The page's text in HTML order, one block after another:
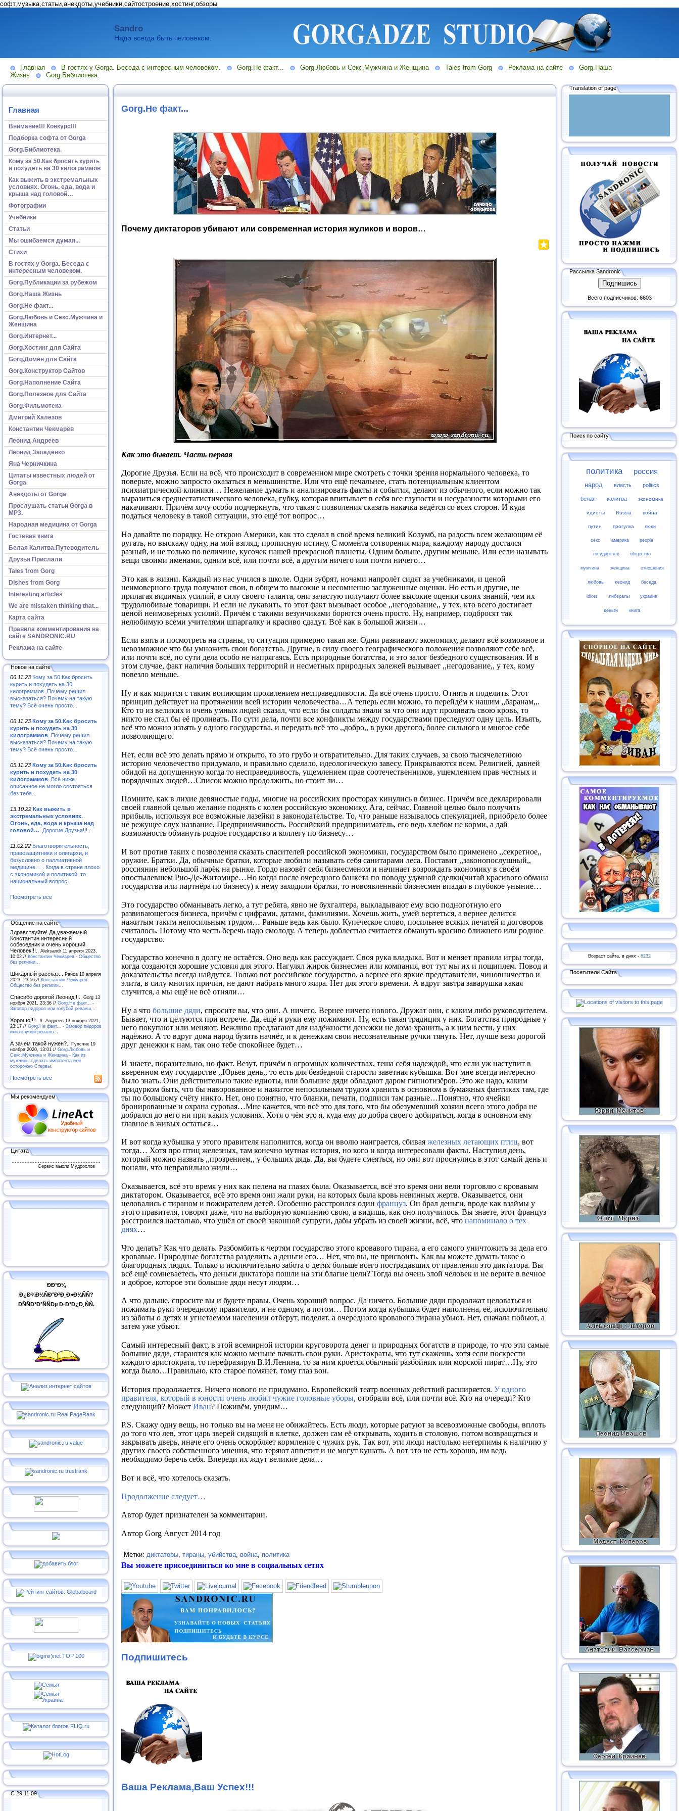
софт,музыка,статьи,анекдоты,учебники,сайтостроение,хостинг,обзоры
Sandro
Надо всегда быть человеком.
Главная В гостях у Gorga. Беседа с интересным человеком. Gorg.Не факт... Gorg.Любовь и Секс.Мужчина и Женщина Tales from Gorg Реклама на сайте
Gorg.Наша
Жизнь
Gorg.Библиотека.
Главная
Внимание!!! Конкурс!!!
Подборка софта от Gorga
Gorg.Библиотека.
Кому за 50.Как бросить курить
и похудеть на 30 килограммов
Как выжить в экстремальных
условиях. Огонь, еда, вода и
крыша над головой…
Фотографии
Учебники
Статьи
Мы ошибаемся думая...
Стихи
В гостях у Gorga. Беседа с
интересным человеком.
Gorg.Публикации за рубежом
Gorg.Наша Жизнь
Gorg.Не факт...
Gorg.Любовь и Секс.Мужчина и
Женщина
Gorg.Интернет...
Gorg.Хостинг для Сайта
Gorg.Домен для Сайта
Gorg.Конструктор Сайтов
Gorg.Наполнение Сайта
Gorg.Полезное для Сайта
Gorg.Фильмотека
Дмитрий Халезов
Константин Чекмарёв
Леонид Андреев
Леонид Западенко
Яна Черничкина
Цитаты известных людей от
Gorga
Анекдоты от Gorga
Прослушать статьи Gorga в
МР3.
Народная медицина от Gorga
Гостевая книга
Белая Калитва.Путеводитель
Друзья Прислали
Tales from Gorg
Dishes from Gorg
Interesting articles
We are mistaken thinking that...
Карта сайта
Правила комментирования на
сайте SANDRONIC.RU
Реклама на сайте
Новое на сайте
06.11.23 Кому за 50.Как бросить
курить и похудеть на 30
килограммов. Почему решил
высказаться? Почему на такую
тему? Всё очень просто...
06.11.23 Кому за 50.Как бросить
курить и похудеть на 30
килограммов . Почему решил
высказаться? Почему на такую
тему? Всё очень просто...
05.11.23 Кому за 50.Как бросить
курить и похудеть на 30
килограммов . Всё ниже
описанное не могло состояться
без тебя...
13.10.22 Как выжить в
экстремальных условиях.
Огонь, еда, вода и крыша над
головой… . Дорогие Друзья!!!..
11.02.22 Благотворительность,
правозащитники и олигархи, и
безусловно о паллиативной
медицине… . Когда в стране плохо
с экономикой и политикой, то
национальный вопрос..
Посмотреть все
Общение на сайте
Здравствуйте! Да,уважаемый
Константин интересный
собеседник и очень хороший
Человек!!!.. Aleksandr 11 апреля 2023,
10:02 // Константин Чекмарёв - Общество
без религии...
Шикарный рассказ... Раиса 10 апреля
2023, 23:56 // Константин Чекмарёв -
Общество без религии...
Спасибо дорогой Леонид!!!.. Gorg 13
ноября 2021, 23:36 // Gorg.Не факт... -
Заговор пидоров или голубой реванш…
Хорошо!!!..
Л. Андреев 13 ноября 2021,
23:17 // Gorg.Не факт... - Заговор пидоров
или голубой реванш…
А зачем такой нужен?.. Пупсчик 19
ноября 2020, 13:01 // Gorg.Любовь и
Секс.Мужчина и Женщина - Как из
мужчины сделать импотента или
осторожно Стервы.
Посмотреть все
Мы рекомендуем
Цитата
Сервис мысли Мудрослов
ÐÐ°Ð¼
Ð¿Ð¾Ð½ÑÐ°Ð²Ð¸Ð»Ð¾ÑÑ?
ÐÑÑÐ°Ð²ÑÑÐµ Ð·Ð°Ð¿Ð¸ÑÑ.
С 29.11.09
Gorg.Не факт...
Почему диктаторов убивают или современная история жуликов и воров…
Как это бывает. Часть первая
Дорогие Друзья. Если на всё, что происходит в современном мире смотреть с точки зрения нормального человека, то
поверьте, можно запросто оказаться в меньшинстве. Или что ещё печальнее, стать потенциальным клиентом
психиатрической клиники… Нежелание думать и анализировать факты и события, делают из обычного, если можно так
выразиться среднестатистического человека, губку, которая впитывает в себя все глупости и несуразности которыми его
накачивают. Причём хочу особо подчеркнуть, что такая с позволения сказать накачка ведётся со всех сторон. И куда
податься человеку в такой ситуации, это ещё тот вопрос…
Но давайте по порядку. Не открою Америки, как это сделал в своё время великий Колумб, на радость всем желающим её
ругать, но выскажу одну, на мой взгляд, прописную истину. С момента сотворения мира, каждому народу достался
разный, и не только по величине, кусочек нашей прекрасной планеты. Одним больше, другим меньше. Или если называть
вещи своими именами, одним всё, или почти всё, а другим ничего или почти ничего…
Это как в жизни. Каждый из нас учился в школе. Одни зубрят, ночами напролёт сидят за учебниками, и ценой
неимоверного труда получают свои, в общем то высокие и несомненно заслуженные оценки. Но есть и другие, не
прилагая видимых усилий, в силу своего таланта, они зачастую получают более высокие оценки своих знаний, чем их
трудолюбивые товарищи. И если не лукавить, то этот факт вызывает особое ,,негодование,, у тех, кто всего достигает
ценой неимоверных усилий. Причём с такими везунчиками борются очень просто. Ну, например, подбросят так
нелюбимую всеми учителями шпаргалку и красиво сдадут. Всё как в большой жизни…
Если взять и посмотреть на страны, то ситуация примерно такая же. Одни развивают экономику, делают всё возможное и
невозможное что бы умножить свои богатства. Другие, в силу своего географического положения позволяют себе всё,
или почти всё, по сути дела особо не напрягаясь. Есть природные богатства, и это залог безбедного существования. И в
этом случае, факт наличия больших территорий и несметных природных залежей вызывает ,,негодование,, у тех, кому
повезло меньше.
Ну и как мирится с таким вопиющим проявлением несправедливости. Да всё очень просто. Отнять и поделить. Этот
принцип действует на протяжении всей истории человечества…А теперь если можно, то перейдём к нашим ,,баранам,,.
Кто то из великих и очень умных людей сказал, что если бы солдаты знали за что они идут проливать свою кровь, то
никто не стал бы её проливать. По сути дела, почти все конфликты между государствами преследуют одну цель. Изъять,
всё что можно изъять у одного государства, и передать всё это ,,добро,, в руки другого, более сильного и многое себе
позволяющего.
Нет, если всё это делать прямо и открыто, то это грубо и отвратительно. Для таких случаев, за свою тысячелетнюю
историю человечество придумало, и правильно сделало, идеологическую завесу. Прикрываются всем. Религией, давней
обидой на допущенную когда то несправедливость, ущемлением прав соотечественников, ущемлением прав честных и
порядочных людей…Список можно продолжить, но стоит ли…
Помните, как в лихие девяностые годы, многие на российских просторах кинулись в бизнес. Причём все декларировали
своей главной целью желание поднять с колен российскую экономику. Ага, сейчас. Главной целью было получить
прибыль, используя все возможные лазейки в законодательстве. То, что раньше называлось спекуляцией, приобрело более
не режущее слух название. Предприимчивость. Российский предприниматель, его ведь хлебом не корми, а дай
возможность обмануть родное государство и коллегу по бизнесу…
И вот против таких с позволения сказать спасителей российской экономики, государством было применено ,,секретное,,
оружие. Братки. Да, обычные братки, которые любили называть себя санитарами леса. Поставит ,,законопослушный,,
россиянин небольшой ларёк на рынке. Гордо назовёт себя бизнесменом и начинает возрождать экономику в своём
опостылевшем Рио-Де-Житомире…Но когда после очередного банкета по поводу удачной сделки(читай красивого обмана
государства или партнёра по бизнесу) к нему заходили братки, то новоявленный бизнесмен впадал в глубокое уныние…
Это государство обманывать легко, а тут ребята, явно не бухгалтера, выкладывают ему всю подноготную его
развивающегося бизнеса, причём с цифрами, датами, фамилиями. Хочешь жить, умей вертеться, а вернее делится
нажитым таким непосильным трудом… Раньше ведь как было. Купеческое слово, посильнее всяких печатей и договоров
считалось. Потому что честь беречь надо смолоду. А теперь доблестью считается обмануть красиво ближнего или родное
государство.
Государство конечно в долгу не остаётся. Оно ведь как рассуждает. Своя рука владыка. Вот и меняет правила игры тогда,
когда создаются хорошие условия для этого. Нагулял жирок бизнесмен или компания, вот тут мы их и пощиплем. Повод и
доказательства всегда найдутся. Только вот российское государство, а вернее его яркие представители, чиновничество и
элита, в силу многих причин, не дают набрать много жира. Нет для этого времени. А вдруг завтра заварушка какая
случится, а мы ещё не всё отняли…
Ну а что большие дяди, спросите вы, что они. А ничего. Вернее ничего нового. Дружат они, с каким либо руководителем.
Бывает, что и целуются при встрече. Да, ещё и руки ему пожимают. Ну, есть такая традиция у них. Богатства природные у
него покупают или меняют. Вежливо предлагают для надёжности денежки не дома хранить, а к ним вести, у них
надёжно. А то вдруг дома народ бузить начнёт, и к денежкам свои несознательные ручки тянуть. Нет, лучше вези дорогой
друг денежки к нам, так оно тебе спокойнее будет…
И знаете, поразительно, но факт. Везут, причём в огромных количествах, теша себя надеждой, что если уж наступит в
вверенном ему государстве ,,Юрьев день,, то есть для безбедной старости заветная кубышка. Вот мне всегда интересно
было знать. Они действительно такие идиоты, или большие дяди обладают даром гипнотизёров. Это же надо, каким
придурком быть, что бы наворованное и нажитое непосильным трудом хранить в основном в бумажных фантиках там, где
ты по большому счёту никто. Нет, оно понятно, что бланки, печати, подписи там разные…Понятно, что ячейки
бронированные и охрана суровая…Мне кажется, что всё это для того, что бы обезумевший хозяин всего этого добра не
добрался до него ни при каких условиях. Хотя о чём это я, куда ему до добра своего добираться, когда в основном ему
главное в живых остаться…
И вот когда кубышка у этого правителя наполнится, когда он вволю наиграется, сбивая железных летающих птиц, вот
тогда… Хотя про птиц железных, там конечно мутная история, но кого и когда интересовали факты. Наступил день,
который можно назвать ,,прозрением,, у больших дядь. Да, вы будете смеяться, но они вот проснулись в этот самый день и
поняли, что неправильно жили…
Оказывается, всё это время у них как пелена на глазах была. Оказывается, всё это время они вели торговлю с кровавым
диктатором. Оказывается, всё это время они жали руки, на которых была кровь невинных жертв. Оказывается, они
целовались с тираном и пожирателем детей. Особенно расстроился один француз. Он брал деньги, вроде как взаймы у
этого правителя, говорят даже, что на выборную компанию свою, а видишь, как оно получилось. Вы знаете, этот француз
расстроился настолько, что ушёл от своей законной супруги, дабы убрать из своей жизни, всё, что напоминало о тех
днях…
Что делать? Как что делать. Разбомбить к чертям государство этого кровавого тирана, а его самого уничтожить за дела его
кровавые. Природные богатства разделить, а деньги его… Нет, что вы, не присвоить. Как вы можете думать такое о
благородных людях. Только и исключительно забота о детях больше всего пострадавших от правления это диктатора. Вы
всё ещё сомневаетесь, что деньги диктатора пошли на эти благие цели? Тогда вы очень злой человек и не верите в вечное
и доброе, которое эти большие дяди несут людям…
А что дальше, спросите вы и будете правы. Очень хороший вопрос. Да ничего. Большие дяди продолжат целоваться и
пожимать руки очередному правителю, и не одному, а потом… Потом когда кубышка будет наполнена, её, исключительно
из заботы о детях и угнетаемом населении отберут, поделят, а очередного кровавого тирана убьют. Нет, сначала побьют, а
затем уже убьют.
Самый интересный факт, в этой всемирной истории круговорота денег и природных богатств в природе, то что эти самые
большие дяди, стараются как можно меньше пачкать свои руки. Аристократы, что тут скажешь, хотя если поскрести
каждого аристократа, то перефразируя В.И.Ленина, то за ним кроется обычный разбойник или морской пират…Ну, это
когда было…Правильно, кто старое помянет, тому глаз вон.
История продолжается. Ничего нового не придумано. Европейский театр военных действий расширяется. У одного
правителя, который в юности очень любил чужие головные уборы, отобрали всё, или почти всё. Кто на очереди? Кто
следующий? Может Иван? Поживём, увидим…
P.S. Скажу одну вещь, но только вы на меня не обижайтесь. Есть люди, которые ратуют за всевозможные свободы, вплоть
до того что лев, этот царь зверей сидящий в клетке, должен сам её открывать, ходить в столовую, потом возвращаться и
закрывать дверь, иначе его очень оскорбляет кормление с чужих рук. Так вот, эти люди настолько нетерпимы к наличию у
других своего собственного мнения, что теряют аппетит и не могут кушать. А вот это не есть хорошо, им ведь
необходимо беречь себя. Впереди их ждут великие дела…
Вот и всё, что хотелось сказать.
Продолжение следует…
Автор будет признателен за комментарии.
Автор Gorg Август 2014 год
Метки: диктаторы тираны убийства война политика
Вы можете присоединиться ко мне в социальных сетях
Подпишитесь
Ваша Реклама,Ваш Успех!!!
Translation of page
Рассылка Sandronic
Всего подписчиков: 6603
Поиск по сайту
политика россия
народ власть politics
белая калитва экономика
идиоты Russia война
путин прогулка люди
секс америка people
государство общество
мужчина женщина отношения
любовь леонид беседа
idiots либералы украина
деньги книга
Возраст сайта, в днях - 6232
Посетители Сайта